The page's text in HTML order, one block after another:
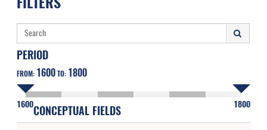
PERIOD
FROM: 1600TO: 1800
1600 1800
CONCEPTUAL FIELDS